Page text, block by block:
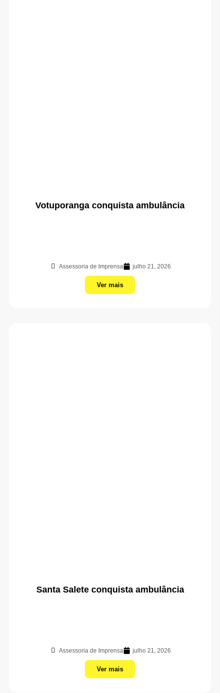
Votuporanga conquista ambulância
Assessoria de Imprensa julho 21, 2026
Ver mais
Santa Salete conquista ambulância
Assessoria de Imprensa julho 21, 2026
Ver mais